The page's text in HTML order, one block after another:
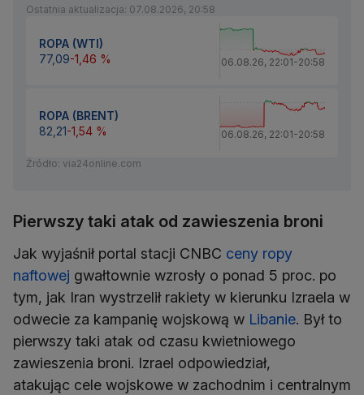
Ostatnia aktualizacja: 07.08.2026, 20:58
ROPA (WTI)
77,09-1,46 % 06.08.26, 22:01-20:58
ROPA (BRENT)
82,21-1,54 % 06.08.26, 22:01-20:58
Źródło: via24online.com
Pierwszy taki atak od zawieszenia broni
Jak wyjaśnił portal stacji CNBC ceny ropy
naftowej gwałtownie wzrosły o ponad 5 proc. po
tym, jak Iran wystrzelił rakiety w kierunku Izraela w
odwecie za kampanię wojskową w Libanie. Był to
pierwszy taki atak od czasu kwietniowego
zawieszenia broni. Izrael odpowiedział,
atakując cele wojskowe w zachodnim i centralnym